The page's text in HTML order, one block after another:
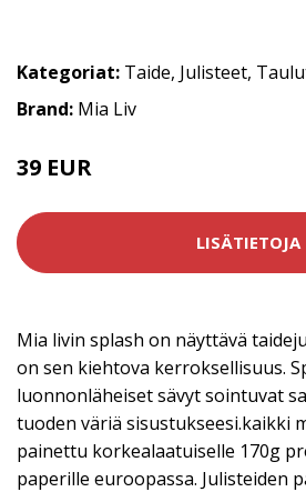
Kategoriat: Taide, Julisteet,
Brand: Mia Liv
39 EUR
LISÄTIETOJA
Mia livin splash on näyttävä
on sen kiehtova kerroksellisuus.
luonnonläheiset sävyt sointuvat
tuoden väriä sisustukseesi.kaikki
painettu korkealaatuiselle 170g
paperille euroopassa. Julisteiden